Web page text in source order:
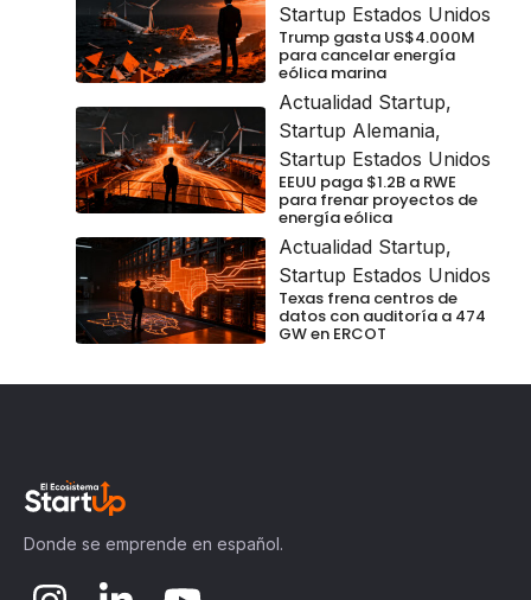
Startup Estados Unidos
Trump gasta US$4.000M
para cancelar energía
eólica marina
Actualidad Startup,
Startup Alemania,
Startup Estados Unidos
EEUU paga $1.2B a RWE
para frenar proyectos de
energía eólica
Actualidad Startup,
Startup Estados Unidos
Texas frena centros de
datos con auditoría a 474
GW en ERCOT
Donde se emprende en español.